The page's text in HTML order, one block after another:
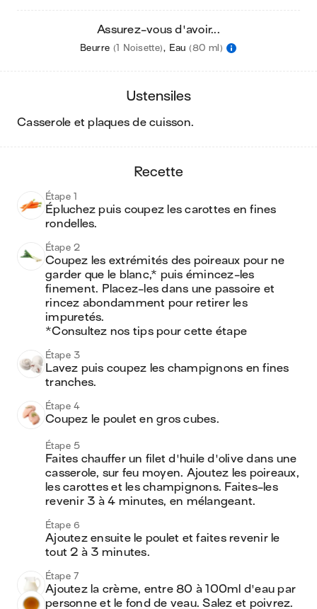
Assurez-vous d'avoir...
Beurre (1 Noisette), Eau (80 ml)
ustensiles
casserole et plaques de cuisson.
recette
Étape 1
Épluchez puis coupez les carottes en fines
rondelles.
Étape 2
Coupez les extrémités des poireaux pour ne
garder que le blanc,* puis émincez-les
finement. Placez-les dans une passoire et
rincez abondamment pour retirer les
impuretés.
*Consultez nos tips pour cette étape
Étape 3
Lavez puis coupez les champignons en fines
tranches.
Étape 4
Coupez le poulet en gros cubes.
Étape 5
Faites chauffer un filet d'huile d'olive dans une
casserole, sur feu moyen. Ajoutez les poireaux,
les carottes et les champignons. Faites-les
revenir 3 à 4 minutes, en mélangeant.
Étape 6
Ajoutez ensuite le poulet et faites revenir le
tout 2 à 3 minutes.
Étape 7
Ajoutez la crème, entre 80 à 100ml d'eau par
personne et le fond de veau. Salez et poivrez.